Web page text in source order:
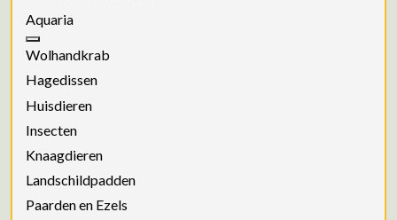
Aquaria
Wolhandkrab
Hagedissen
Huisdieren
Insecten
Knaagdieren
Landschildpadden
Paarden en Ezels